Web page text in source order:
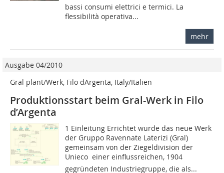
bassi consumi elettrici e termici. La
flessibilità operativa...
mehr
Ausgabe 04/2010
Gral plant/Werk, Filo dArgenta, Italy/Italien
Produktionsstart beim Gral-Werk in Filo
d’Argenta
1 Einleitung Errichtet wurde das neue Werk
der Gruppo Ravennate Laterizi (Gral)
gemeinsam von der Ziegeldivision der
Unieco  einer einflussreichen, 1904
gegründeten Industriegruppe, die als...